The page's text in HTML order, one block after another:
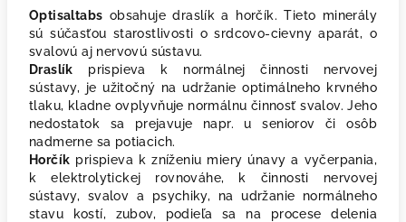
Optisaltabs obsahuje draslík a horčík. Tieto minerály
sú súčasťou starostlivosti o srdcovo-cievny aparát, o
svalovú aj nervovú sústavu.
Draslík prispieva k normálnej činnosti nervovej
sústavy, je užitočný na udržanie optimálneho krvného
tlaku, kladne ovplyvňuje normálnu činnosť svalov. Jeho
nedostatok sa prejavuje napr. u seniorov či osôb
nadmerne sa potiacich.
Horčík prispieva k zníženiu miery únavy a vyčerpania,
k elektrolytickej rovnováhe, k činnosti nervovej
sústavy, svalov a psychiky, na udržanie normálneho
stavu kostí, zubov, podieľa sa na procese delenia